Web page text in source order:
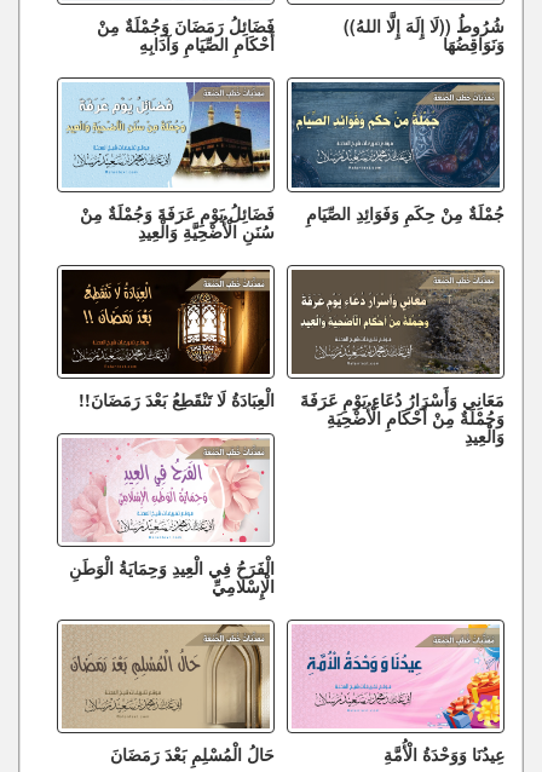
شُرُوطُ ((لَا إِلَهَ إِلَّا اللهُ))
وَنَوَاقِضُهَا
فَضَائِلُ رَمَضَانَ وَجُمْلَةٌ مِنْ
أَحْكَامِ الصِّيَامِ وَآدَابِهِ
جُمْلَةٌ مِنْ حِكَمِ وَفَوَائِدِ الصِّيَامِ فَضَائِلُ يَوْمِ عَرَفَةَ وَجُمْلَةٌ مِنْ
سُنَنِ الْأُضْحِيَّةِ وَالْعِيدِ
مَعَانِي وَأَسْرَارُ دُعَاءِ يَوْمِ عَرَفَةَ
وَجُمْلَةٌ مِنْ أَحْكَامِ الْأُضْحِيَةِ
وَالْعِيدِ
الْعِبَادَةُ لَا تَنْقَطِعُ بَعْدَ رَمَضَانَ!!
الْفَرَحُ فِي الْعِيدِ وَحِمَايَةُ الْوَطَنِ
الْإِسْلَامِيِّ
عِيدُنَا وَوَحْدَةُ الْأُمَّةِ حَالُ الْمُسْلِمِ بَعْدَ رَمَضَانَ